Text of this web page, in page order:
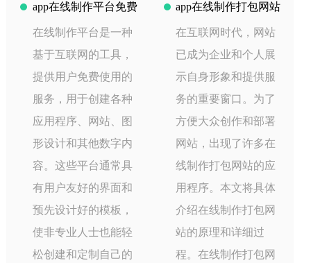
app在线制作平台免费
在线制作平台是一种
基于互联网的工具，
提供用户免费使用的
服务，用于创建各种
应用程序、网站、图
形设计和其他数字内
容。这些平台通常具
有用户友好的界面和
预先设计好的模板，
使非专业人士也能轻
松创建和定制自己的
app在线制作打包网站
在互联网时代，网站
已成为企业和个人展
示自身形象和提供服
务的重要窗口。为了
方便大众创作和部署
网站，出现了许多在
线制作打包网站的应
用程序。本文将具体
介绍在线制作打包网
站的原理和详细过
程。在线制作打包网